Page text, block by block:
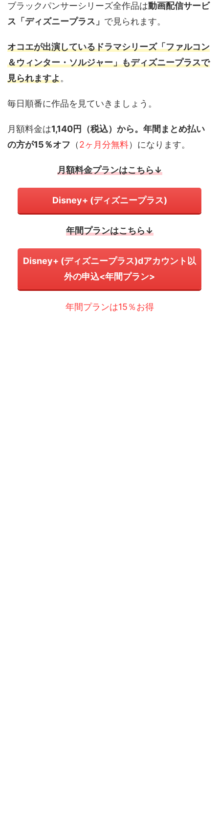
ブラックパンサーシリーズ全作品は動画配信サービ
ス「ディズニープラス」 で見られます。
オコエが出演しているドラマシリーズ「ファルコン
＆ウィンター・ソルジャー」もディズニープラスで
見られますよ。
毎日順番に作品を見ていきましょう。
月額料金は1,140円（税込）から。 年間まとめ払い
の方が15％オフ （2ヶ月分無料）になります。
月額料金プランはこちら↓
Disney+ (ディズニープラス)
年間プランはこちら↓
Disney+ (ディズニープラス)dアカウント以
外の申込<年間プラン>
年間プランは15％お得